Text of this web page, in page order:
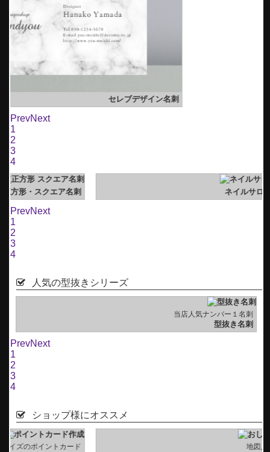
PrevNext
1
2
3
4
ネイルサロン･ネイリスト 名刺
PrevNext
1
2
3
4
人気の型抜きシリーズ
当店人気ナンバー１名刺
型抜き名刺
PrevNext
1
2
3
4
ショップ様にオススメ
地図入りのショップカード